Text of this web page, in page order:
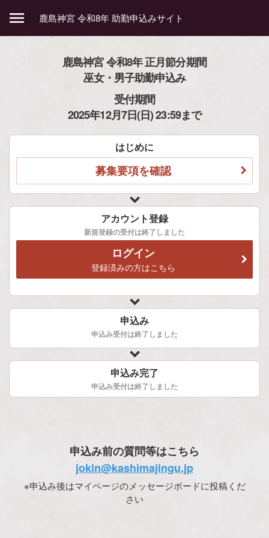
menu 鹿島神宮 令和8年 助勤申込みサイト
鹿島神宮 令和8年 正月節分期間
巫女・男子助勤申込み
受付期間
2025年12月7日(日) 23:59まで
はじめに
募集要項を確認
アカウント登録
新規登録の受付は終了しました
ログイン
登録済みの方はこちら
申込み
申込み受付は終了しました
申込み完了
申込み受付は終了しました
申込み前の質問等はこちら
jokin@kashimajingu.jp
※申込み後はマイページのメッセージボードに投稿くだ
さい